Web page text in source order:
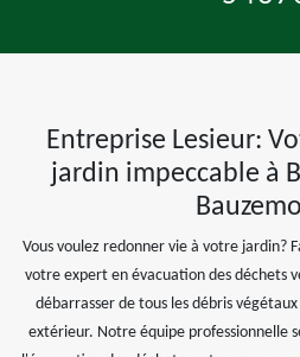
Entreprise Lesieur:
jardin impeccable à
Vous voulez redonner vie à votre jardin?
votre expert en évacuation des déchets
débarrasser de tous les débris
extérieur. Notre équipe professionnelle